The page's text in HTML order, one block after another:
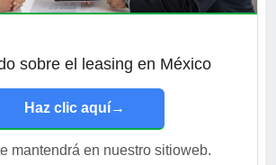
sobre el leasing en México
Haz clic aquí→
mantendrá en nuestro sitioweb.